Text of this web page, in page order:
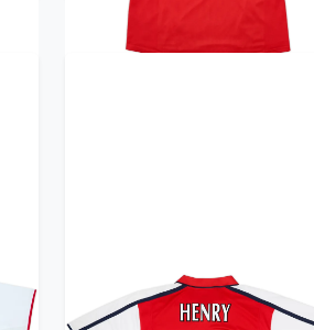
2000-02 Arsenal Home Shirt
Henry #14 - 8/10 - (XXL)